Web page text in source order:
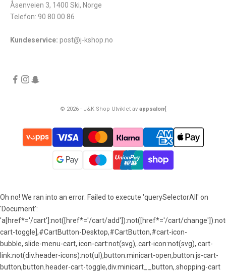
Åsenveien 3, 1400 Ski, Norge
Telefon: 90 80 00 86
Kundeservice: post@j-kshop.no
© 2026 - J&K Shop Utviklet av appsalon{
Oh no! We ran into an error: Failed to execute 'querySelectorAll' on
'Document':
'a[href*='/cart']:not([href*='/cart/add']):not([href*='/cart/
cart-toggle],#CartButton-Desktop,#CartButton,#cart-icon-
bubble,.slide-menu-cart,.icon-cart:not(svg),.cart-icon:not(svg),.cart-
link:not(div.header-icons):not(ul),button.minicart-open,button.js-cart-
button,button.header-cart-toggle,div.minicart__button,.shopping-cart